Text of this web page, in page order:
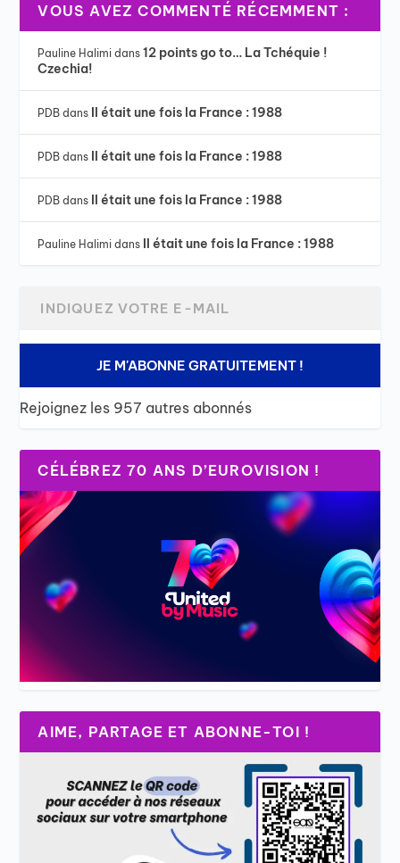
VOUS AVEZ COMMENTÉ RÉCEMMENT :
Pauline Halimi dans12 points go to… La Tchéquie !
Czechia!
PDB dans Il était une fois la France : 1988
PDB dans Il était une fois la France : 1988
PDB dans Il était une fois la France : 1988
Pauline Halimi dans Il était une fois la France : 1988
JE M'ABONNE GRATUITEMENT !
Rejoignez les 957 autres abonnés
CÉLÉBREZ 70 ANS D’EUROVISION !
AIME, PARTAGE ET ABONNE-TOI !